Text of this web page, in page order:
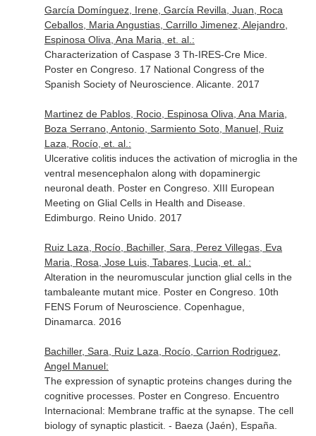
García Domínguez, Irene, García Revilla, Juan, Roca
Ceballos, Maria Angustias, Carrillo Jimenez, Alejandro,
Espinosa Oliva, Ana Maria, et. al.:
Characterization of Caspase 3 Th-IRES-Cre Mice.
Poster en Congreso. 17 National Congress of the
Spanish Society of Neuroscience. Alicante. 2017
Martinez de Pablos, Rocio, Espinosa Oliva, Ana Maria,
Boza Serrano, Antonio, Sarmiento Soto, Manuel, Ruiz
Laza, Rocío, et. al.:
Ulcerative colitis induces the activation of microglia in the
ventral mesencephalon along with dopaminergic
neuronal death. Poster en Congreso. XIII European
Meeting on Glial Cells in Health and Disease.
Edimburgo. Reino Unido. 2017
Ruiz Laza, Rocío, Bachiller, Sara, Perez Villegas, Eva
Maria, Rosa, Jose Luis, Tabares, Lucia, et. al.:
Alteration in the neuromuscular junction glial cells in the
tambaleante mutant mice. Poster en Congreso. 10th
FENS Forum of Neuroscience. Copenhague,
Dinamarca. 2016
Bachiller, Sara, Ruiz Laza, Rocío, Carrion Rodriguez,
Angel Manuel:
The expression of synaptic proteins changes during the
cognitive processes. Poster en Congreso. Encuentro
Internacional: Membrane traffic at the synapse. The cell
biology of synaptic plasticit. - Baeza (Jaén), España.